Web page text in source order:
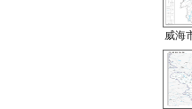
威海